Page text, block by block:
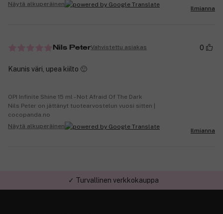
Näytä alkuperäinen
Ilmianna
Nils PeterVahvistettu asiakas 0
Kaunis väri, upea kiilto 🙂
OPI Infinite Shine 15 ml - Not Afraid Of The Dark
Nils Peter on jättänyt tuotearvostelun vuosi sitten |
cocopanda.no
Näytä alkuperäinen
Ilmianna
✓ Turvallinen verkkokauppa